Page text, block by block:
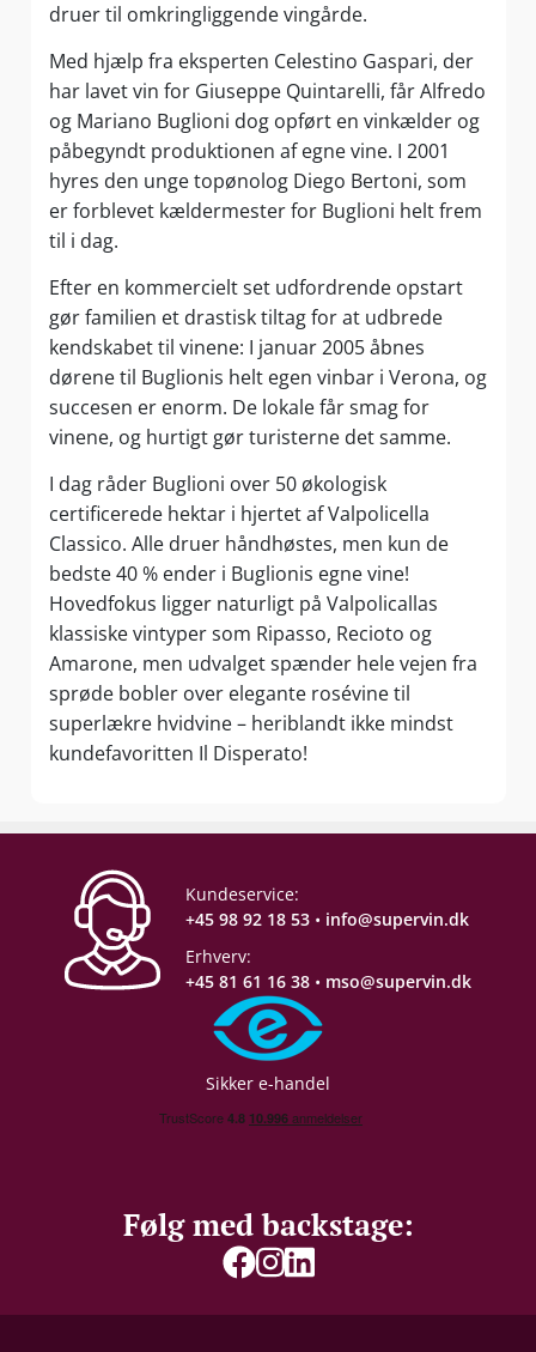
druer til omkringliggende vingårde.
Med hjælp fra eksperten Celestino Gaspari, der
har lavet vin for Giuseppe Quintarelli, får Alfredo
og Mariano Buglioni dog opført en vinkælder og
påbegyndt produktionen af egne vine. I 2001
hyres den unge topønolog Diego Bertoni, som
er forblevet kældermester for Buglioni helt frem
til i dag.
Efter en kommercielt set udfordrende opstart
gør familien et drastisk tiltag for at udbrede
kendskabet til vinene: I januar 2005 åbnes
dørene til Buglionis helt egen vinbar i Verona, og
succesen er enorm. De lokale får smag for
vinene, og hurtigt gør turisterne det samme.
I dag råder Buglioni over 50 økologisk
certificerede hektar i hjertet af Valpolicella
Classico. Alle druer håndhøstes, men kun de
bedste 40 % ender i Buglionis egne vine!
Hovedfokus ligger naturligt på Valpolicallas
klassiske vintyper som Ripasso, Recioto og
Amarone, men udvalget spænder hele vejen fra
sprøde bobler over elegante rosévine til
superlækre hvidvine – heriblandt ikke mindst
kundefavoritten Il Disperato!
Kundeservice:
+45 98 92 18 53 • info@supervin.dk
Erhverv:
+45 81 61 16 38 • mso@supervin.dk
Sikker e-handel
Følg med backstage: